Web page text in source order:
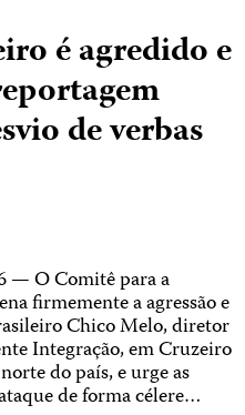
é agredido e
de verbas
— O Comitê para a
firmemente a agressão e
Chico Melo, diretor
Integração, em Cruzeiro
do país, e urge as
de forma célere…